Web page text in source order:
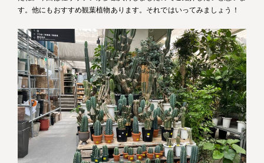
す。他にもおすすめ観葉植物あります。それではいってみましょう！